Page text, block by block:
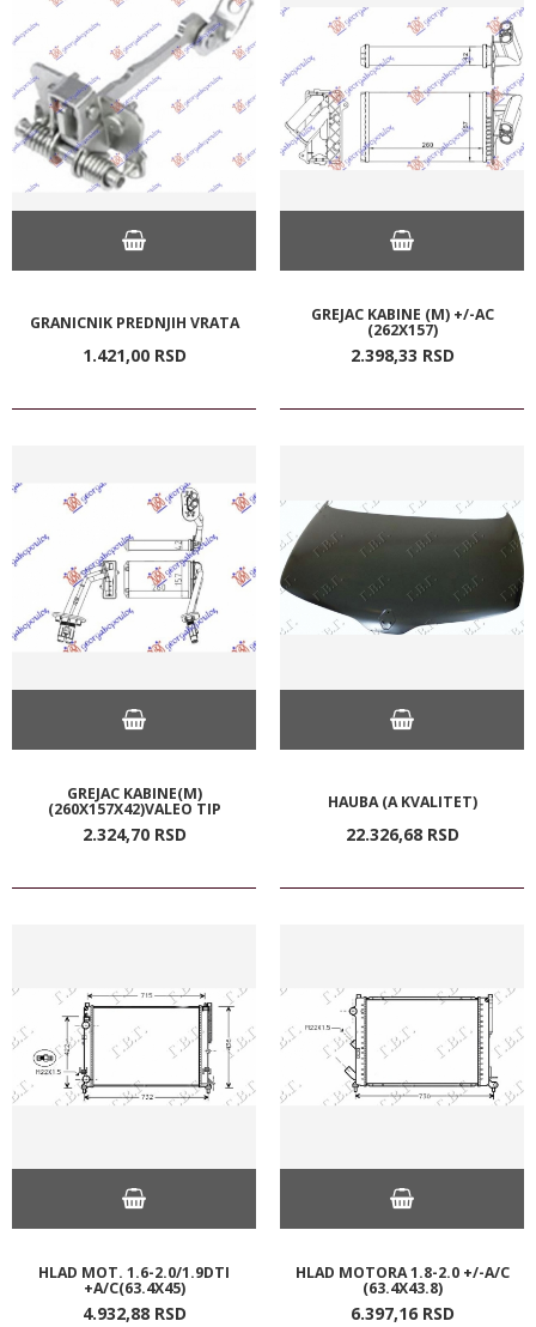
GRANICNIK PREDNJIH VRATA
1.421,00 RSD
GREJAC KABINE (M) +/-AC
(262X157)
2.398,33 RSD
GREJAC KABINE(M)
(260X157X42)VALEO TIP
2.324,70 RSD
HAUBA (A KVALITET)
22.326,68 RSD
HLAD MOT. 1.6-2.0/1.9DTI
+A/C(63.4X45)
4.932,88 RSD
HLAD MOTORA 1.8-2.0 +/-A/C
(63.4X43.8)
6.397,16 RSD